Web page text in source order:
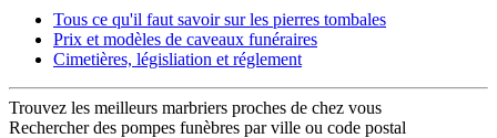
Tous ce qu'il faut savoir sur les pierres tombales
Prix et modèles de caveaux funéraires
Cimetières, législiation et réglement
Trouvez les meilleurs marbriers proches de chez vous
Rechercher des pompes funèbres par ville ou code postal